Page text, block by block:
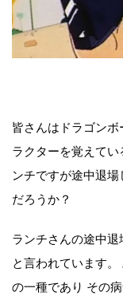
皆さんはドラゴン
ラクターを覚えて
ンチですが途中退
だろうか？
ランチさんの途中
と言われています
の一種であり その